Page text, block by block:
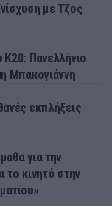
με Τζος
Κ20: Πανελλήνιο
Μπακογιάννη
εκπλήξεις
για την
το κινητό στην